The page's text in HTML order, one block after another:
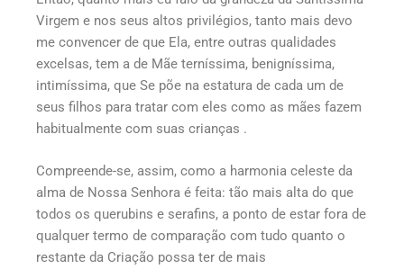
Virgem e nos seus altos privilégios, tanto mais devo
me convencer de que Ela, entre outras qualidades
excelsas, tem a de Mãe terníssima, benigníssima,
intimíssima, que Se põe na estatura de cada um de
seus filhos para tratar com eles como as mães fazem
habitualmente com suas crianças .
Compreende-se, assim, como a harmonia celeste da
alma de Nossa Senhora é feita: tão mais alta do que
todos os querubins e serafins, a ponto de estar fora de
qualquer termo de comparação com tudo quanto o
restante da Criação possa ter de mais